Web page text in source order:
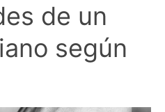
de un
según